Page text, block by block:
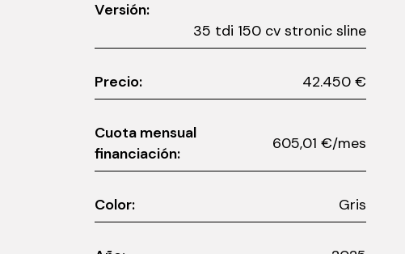
Versión:
35 tdi 150 cv stronic sline
Precio: 42.450 €
Cuota mensual
financiación:
605,01 €/mes
Color: Gris